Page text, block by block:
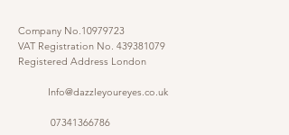
Company No.10979723
VAT Registration No. 439381079
Registered Address London
Info@dazzleyoureyes.co.uk
07341366786